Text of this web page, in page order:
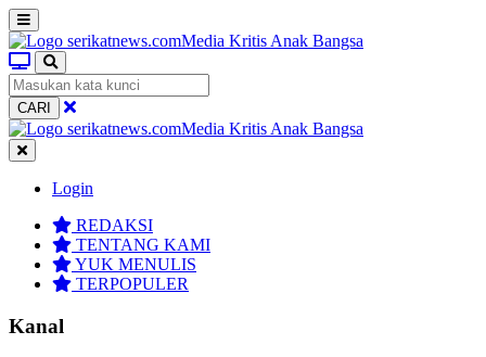
CARI
Login
REDAKSI
TENTANG KAMI
YUK MENULIS
TERPOPULER
Kanal